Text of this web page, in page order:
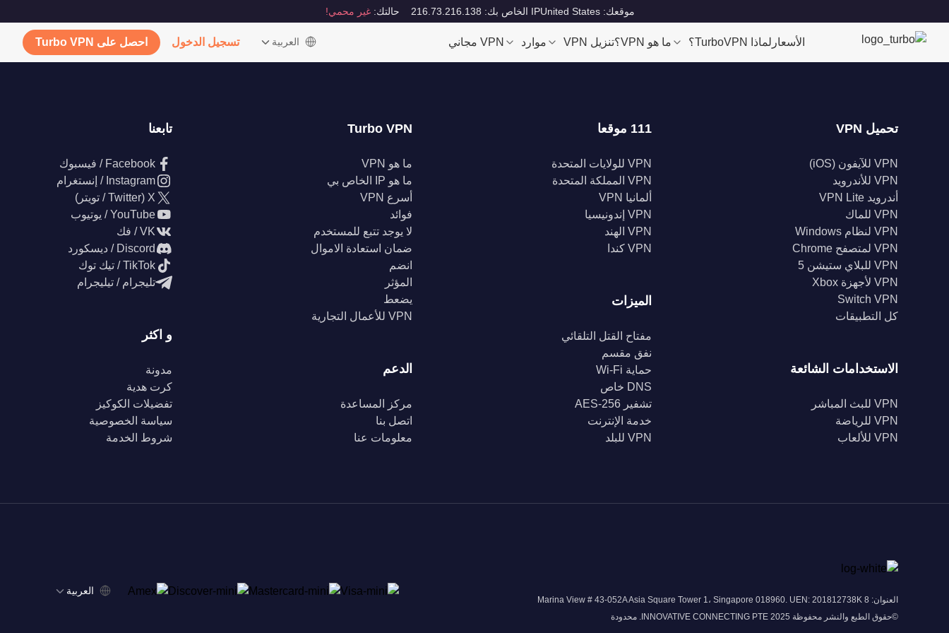
موقعك: United States IP الخاص بك: 216.73.216.138 حالتك: غير محمي!
الأسعار لماذا TurboVPN؟ ما هو VPN؟ تنزيل VPN موارد VPN مجاني ‫العربية تسجيل الدخول احصل على Turbo VPN
تحميل VPN
VPN للآيفون (iOS)
VPN للأندرويد
أندرويد VPN Lite
VPN للماك
VPN لنظام Windows
VPN لمتصفح Chrome
VPN للبلاي ستيشن 5
VPN لأجهزة Xbox
Switch VPN
كل التطبيقات
الاستخدامات الشائعة
VPN للبث المباشر
VPN للرياضة
VPN للألعاب
111 موقعا
VPN للولايات المتحدة
VPN المملكة المتحدة
ألمانيا VPN
VPN إندونيسيا
VPN الهند
VPN كندا
الميزات
مفتاح القتل التلقائي
نفق مقسم
حماية Wi-Fi
DNS خاص
تشفير AES-256
خدمة الإنترنت
VPN للبلد
Turbo VPN
ما هو VPN
ما هو IP الخاص بي
أسرع VPN
فوائد
لا يوجد تتبع للمستخدم
ضمان استعادة الاموال
انضم
المؤثر
يضعط
VPN للأعمال التجارية
الدعم
مركز المساعدة
اتصل بنا
معلومات عنا
تابعنا
Facebook / فيسبوك
Instagram / إنستغرام
X (Twitter / تويتر)
YouTube / يوتيوب
VK / فك
Discord / ديسكورد
TikTok / تيك توك
تليجرام / تيليجرام
و اكثر
مدونة
كرت هدية
تفضيلات الكوكيز
سياسة الخصوصية
شروط الخدمة
العنوان: 8 Marina View # 43-052A Asia Square Tower 1، Singapore 018960. UEN: 201812738K
©حقوق الطبع والنشر محفوظة 2025 INNOVATIVE CONNECTING PTE. محدودة
‫العربية